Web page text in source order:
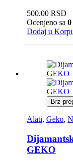
500.00 RSD
Ocenjeno sa 0
Dodaj u
Brz
Alati, Geko,
GEKO